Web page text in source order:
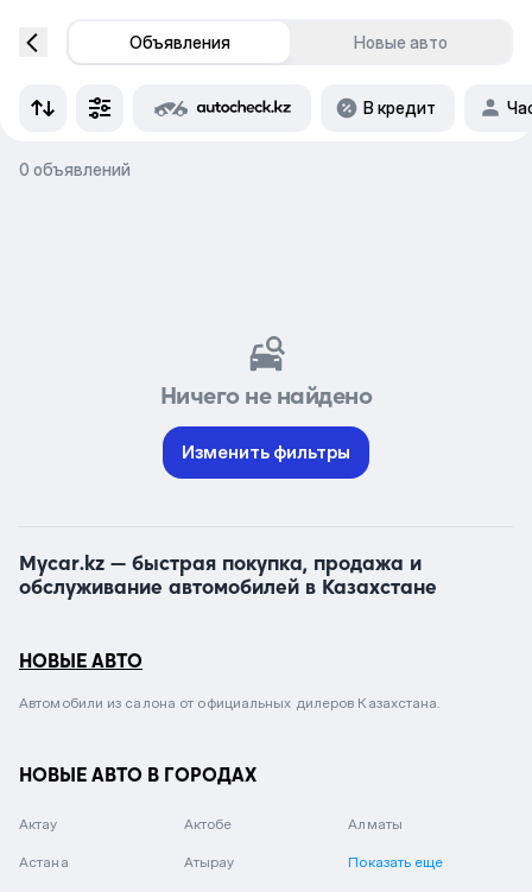
Объявления Новые авто
В кредит
0 объявлений
Ничего не найдено
Изменить фильтры
Mycar.kz — быстрая покупка, продажа и
обслуживание автомобилей в Казахстане
НОВЫЕ АВТО
Автомобили из салона от официальных дилеров Казахстана.
НОВЫЕ АВТО В ГОРОДАХ
Актау Актобе Алматы
Астана Атырау Показать еще